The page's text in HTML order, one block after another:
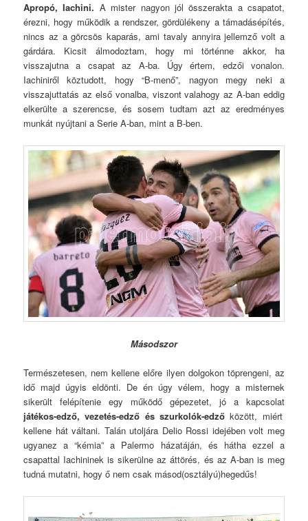
Apropó, Iachini. A mister nagyon jól összerakta a csapatot,
érezni, hogy működik a rendszer, gördülékeny a támadásépítés,
nincs az a görcsös kaparás, ami tavaly annyira jellemző volt a
gárdára. Kicsit álmodoztam, hogy mi történne akkor, ha
visszajutna a csapat az A-ba. Úgy értem, edzői vonalon.
Iachiniről köztudott, hogy “B-menő”, nagyon megy neki a
visszajuttatás az első vonalba, viszont valahogy az A-ban eddig
elkerülte a szerencse, és sosem tudtam azt az eredményes
munkát nyújtani a Serie A-ban, mint a B-ben.
Másodszor
Természetesen, nem kellene előre ilyen dolgokon töprengeni, az
idő majd úgyis eldönti. De én úgy vélem, hogy a misternek
sikerült felépítenie egy működő gépezetet, jó a kapcsolat
játékos-edző, vezetés-edző és szurkolók-edző között, miért
kellene hát váltani. Talán utoljára Delio Rossi idejében volt meg
ugyanez a “kémia” a Palermo házatáján, és hátha ezzel a
csapattal Iachininek is sikerülne az áttörés, és az A-ban is meg
tudná mutatni, hogy ő nem csak másod(osztályú)hegedűs!